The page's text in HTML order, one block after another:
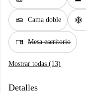
airline_seat_flat Cama doble ac_unit
desk Mesa escritorio
Mostrar todas (13)
Detalles